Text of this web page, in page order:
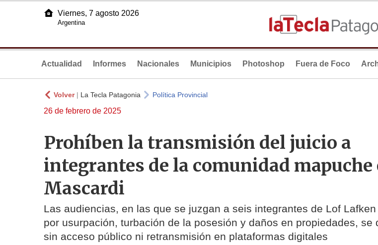
Viernes, 7 agosto 2026
Argentina
Actualidad Informes Nacionales Municipios Photoshop Fuera de Foco
Volver| La Tecla Patagonia Política Provincial
26 de febrero de 2025
Prohíben la transmisión del juicio a
integrantes de la comunidad mapuche
Mascardi
Las audiencias, en las que se juzgan a seis integrantes de Lof
por usurpación, turbación de la posesión y daños en propiedades, se
sin acceso público ni retransmisión en plataformas digitales